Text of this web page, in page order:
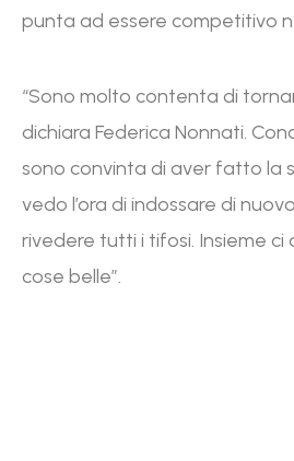
punta ad essere competitivo
“Sono molto contenta di
dichiara Federica Nonnati.
sono convinta di aver fatto la
vedo l’ora di indossare di
rivedere tutti i tifosi. Insieme
cose belle”.